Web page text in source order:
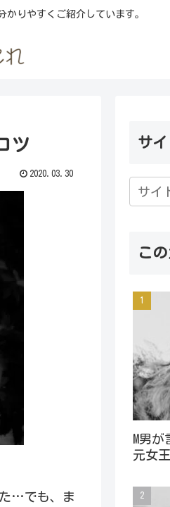
りやすくご紹介しています。
ツ
2020.03.30
…でも、ま
サ
こ
M男
元女